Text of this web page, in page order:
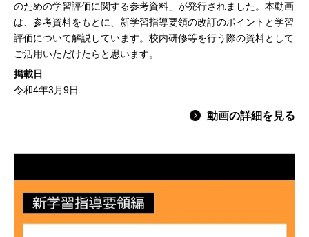
のための学習評価に関する参考資料」が発行されました。本動画
は、参考資料をもとに、新学習指導要領の改訂のポイントと学習
評価について解説しています。校内研修等を行う際の資料として
ご活用いただけたらと思います。
掲載日
令和4年3月9日
動画の詳細を見る